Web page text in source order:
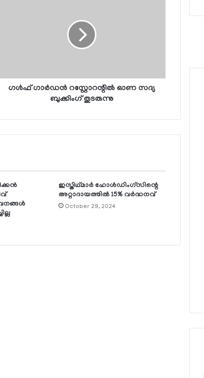
ഗള്‍ഫ് ഗാര്‍ഡന്‍ റസ്റ്റോറന്റില്‍ ഓണ സദ്യ
ബുക്കിംഗ് തുടരുന്നു
ഇസ്തിഥ്മാര്‍ ഹോള്‍ഡിംഗ്‌സിന്റെ
അറ്റാദായത്തില്‍ 15% വര്‍ദ്ധനവ്
October 29, 2024